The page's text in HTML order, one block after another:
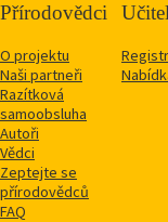
Přírodovědci
O projektu
Naši partneři
Razítková
samoobsluha
Autoři
Vědci
Zeptejte se
přírodovědců
FAQ